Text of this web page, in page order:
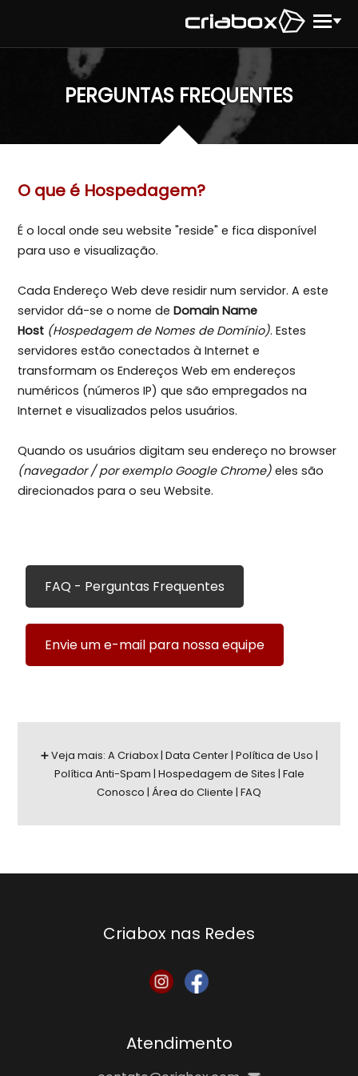
PERGUNTAS FREQUENTES
O que é Hospedagem?
É o local onde seu website "reside" e fica disponível
para uso e visualização.
Cada Endereço Web deve residir num servidor. A este
servidor dá-se o nome deDomain Name
Host (Hospedagem de Nomes de Domínio). Estes
servidores estão conectados à Internet e
transformam os Endereços Web em endereços
numéricos (números IP) que são empregados na
Internet e visualizados pelos usuários.
Quando os usuários digitam seu endereço no browser
(navegador / por exemplo Google Chrome) eles são
direcionados para o seu Website.
FAQ - Perguntas Frequentes
Envie um e-mail para nossa equipe
➕ Veja mais: A Criabox| Data Center| Política de Uso |
Política Anti-Spam | Hospedagem de Sites | Fale
Conosco | Área do Cliente | FAQ
Criabox nas Redes
Atendimento